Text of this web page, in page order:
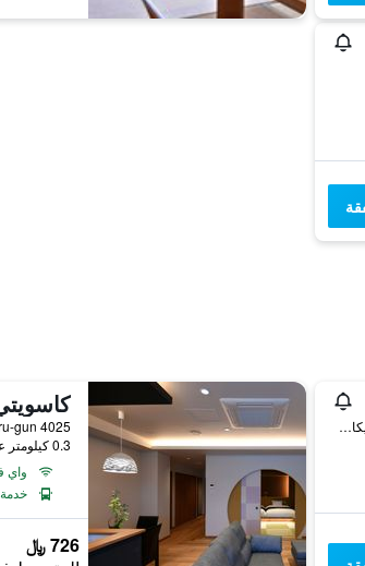
1182,Asakawa,Fujikawaaguchiko-Cho, فوجيكاواجوتشيكو, اليابان
0.3 كيلومتر عن وسط المدينة
واي
726 ﷼